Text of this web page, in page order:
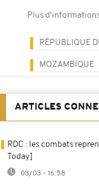
Plus
RÉPUBLIQUE
MOZAMBIQUE
ARTICLES
RDC : les combats
Today]
03/03 - 16:58